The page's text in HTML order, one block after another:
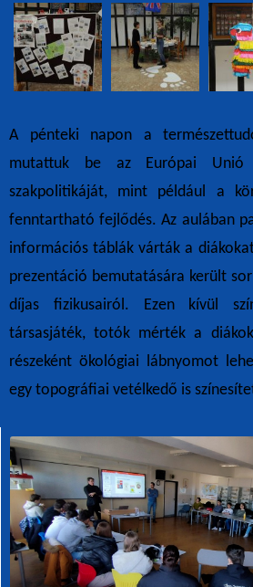
A pénteki napon a
mutattuk be az Európai Unió
szakpolitikáját, mint például a
fenntartható fejlődés. Az aulában
információs táblák várták a
prezentáció bemutatására került
díjas fizikusairól. Ezen kívül
társasjáték, totók mérték a
részeként ökológiai lábnyomot
egy topográfiai vetélkedő is